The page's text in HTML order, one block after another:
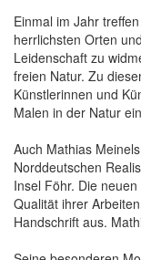
Einmal im Jahr
herrlichsten Orten
Leidenschaft zu
freien Natur. Zu
Künstlerinnen und
Malen in der Natur
Auch Mathias
Norddeutschen
Insel Föhr. Die
Qualität ihrer
Handschrift aus.